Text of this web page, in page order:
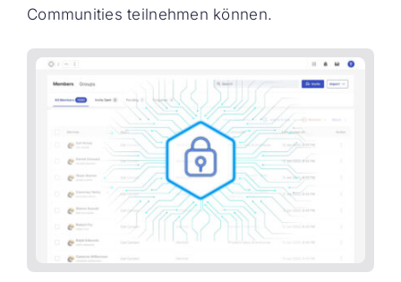
Communities teilnehmen können.